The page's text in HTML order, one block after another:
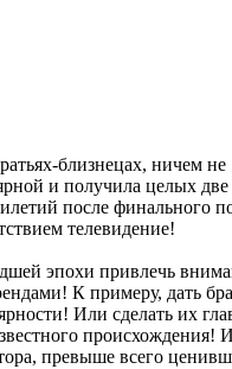
близнецах, ничем не
и получила целых
после финального
телевидение!
эпохи привлечь
К примеру, дать
Или сделать их
происхождения!
превыше всего